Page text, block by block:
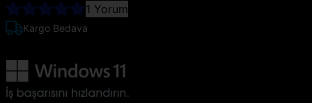
1 Yorum
Kargo Bedava